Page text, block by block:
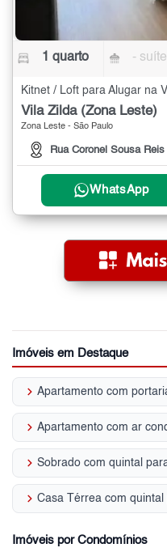
1 quarto - suíte
Vila Zilda (Zona Leste)
Zona Leste - São Paulo
Rua Coronel Sousa Reis
WhatsApp
Imóveis em Destaque
keyboard_arrow_right
keyboard_arrow_right
keyboard_arrow_right
keyboard_arrow_right
Imóveis por Condomínios